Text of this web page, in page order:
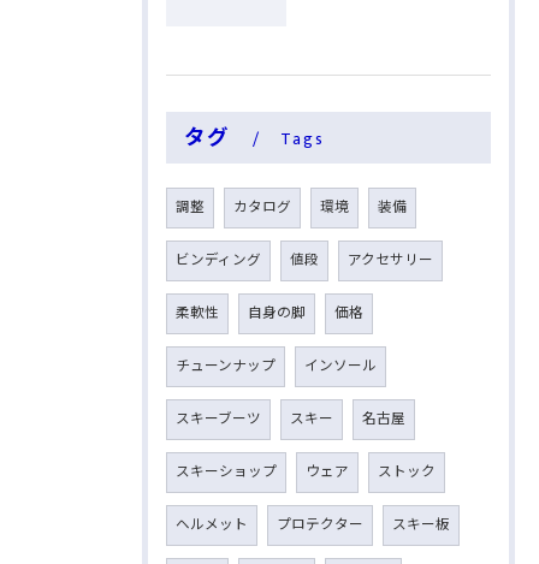
タグ Tags
調整 カタログ 環境 装備
ビンディング 値段 アクセサリー
柔軟性 自身の脚 価格
チューンナップ インソール
スキーブーツ スキー 名古屋
スキーショップ ウェア ストック
ヘルメット プロテクター スキー板